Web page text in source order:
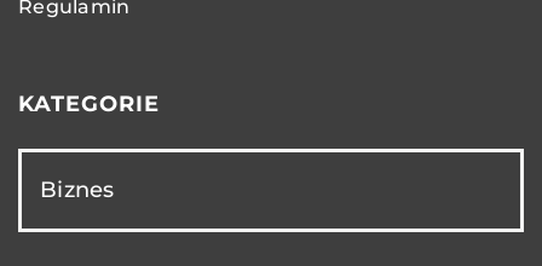
Regulamin
KATEGORIE
Biznes